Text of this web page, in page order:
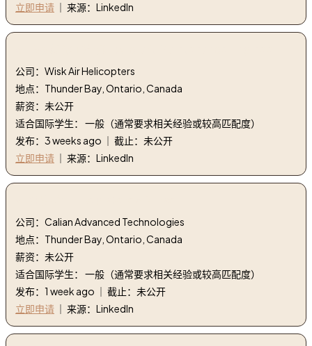
立即申请 ｜ 来源：LinkedIn
公司：Wisk Air Helicopters
地点：Thunder Bay, Ontario, Canada
薪资：未公开
适合国际学生： 一般（通常要求相关经验或较高匹配度）
发布：3 weeks ago ｜ 截止：未公开
立即申请 ｜ 来源：LinkedIn
公司：Calian Advanced Technologies
地点：Thunder Bay, Ontario, Canada
薪资：未公开
适合国际学生： 一般（通常要求相关经验或较高匹配度）
发布：1 week ago ｜ 截止：未公开
立即申请 ｜ 来源：LinkedIn